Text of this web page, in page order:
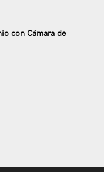
con Cámara de